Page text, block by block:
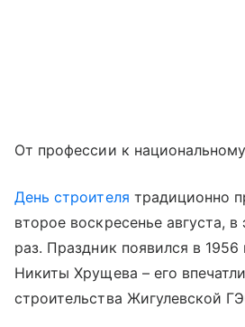
От профессии к
День строителя традиционно
второе воскресенье августа,
раз. Праздник появился в
Никиты Хрущева – его
строительства Жигулевской